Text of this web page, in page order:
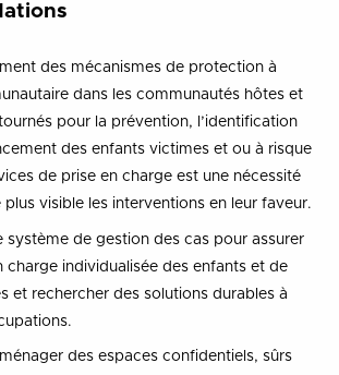
des mécanismes de protection à
dans les communautés hôtes et
pour la prévention, l’identification
des enfants victimes et ou à risque
de prise en charge est une nécessité
plus visible les interventions en leur faveur.
système de gestion des cas pour assurer
charge individualisée des enfants et de
et rechercher des solutions durables à
des espaces confidentiels, sûrs